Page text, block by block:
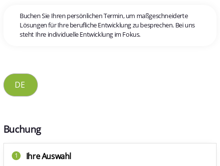
Buchen Sie Ihren persönlichen Termin, um maßgeschneiderte
Lösungen für Ihre berufliche Entwicklung zu besprechen. Bei uns
steht Ihre individuelle Entwicklung im Fokus.
Buchung
1 Ihre Auswahl